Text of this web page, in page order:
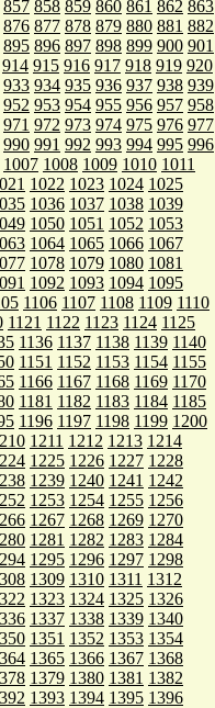
857 858 859 860 861 862 863
876 877 878 879 880 881 882
895 896 897 898 899 900 901
914 915 916 917 918 919 920
933 934 935 936 937 938 939
952 953 954 955 956 957 958
971 972 973 974 975 976 977
990 991 992 993 994 995 996
1007 1008 1009 1010 1011
1022 1023 1024 1025
1036 1037 1038 1039
1050 1051 1052 1053
1064 1065 1066 1067
1078 1079 1080 1081
1092 1093 1094 1095
1106 1107 1108 1109 1110
1121 1122 1123 1124 1125
1136 1137 1138 1139 1140
1151 1152 1153 1154 1155
1166 1167 1168 1169 1170
1181 1182 1183 1184 1185
1196 1197 1198 1199 1200
1211 1212 1213 1214
1225 1226 1227 1228
1239 1240 1241 1242
1253 1254 1255 1256
1267 1268 1269 1270
1281 1282 1283 1284
1295 1296 1297 1298
1309 1310 1311 1312
1323 1324 1325 1326
1337 1338 1339 1340
1351 1352 1353 1354
1365 1366 1367 1368
1379 1380 1381 1382
1393 1394 1395 1396